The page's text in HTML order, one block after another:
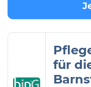
für